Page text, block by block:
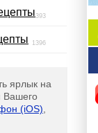
393
1396
ярлык на
Вашего
(iOS)